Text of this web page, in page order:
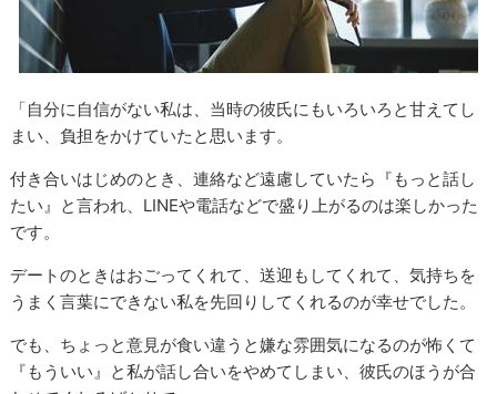
「自分に自信がない私は、当時の彼氏にもいろいろと甘えてし
まい、負担をかけていたと思います。
付き合いはじめのとき、連絡など遠慮していたら『もっと話し
たい』と言われ、LINEや電話などで盛り上がるのは楽しかった
です。
デートのときはおごってくれて、送迎もしてくれて、気持ちを
うまく言葉にできない私を先回りしてくれるのが幸せでした。
でも、ちょっと意見が食い違うと嫌な雰囲気になるのが怖くて
『もういい』と私が話し合いをやめてしまい、彼氏のほうが合